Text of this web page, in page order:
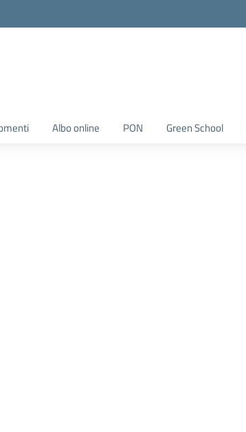
Albo online PON Green School